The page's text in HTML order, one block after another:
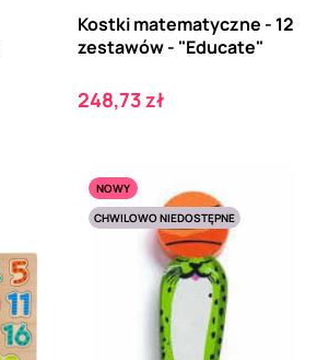
Kostki matematyczne - 12
zestawów - "Educate"
Cena
248,73 zł
NOWY
CHWILOWO NIEDOSTĘPNE